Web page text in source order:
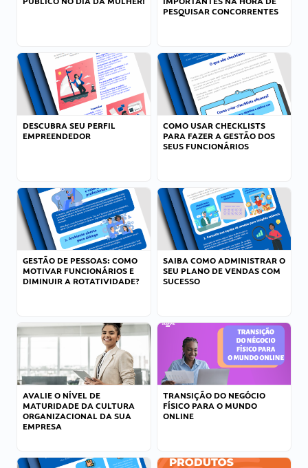
PESQUISAR CONCORRENTES
DESCUBRA SEU PERFIL
EMPREENDEDOR
COMO USAR CHECKLISTS
PARA FAZER A GESTÃO DOS
SEUS FUNCIONÁRIOS
GESTÃO DE PESSOAS: COMO
MOTIVAR FUNCIONÁRIOS E
DIMINUIR A ROTATIVIDADE?
SAIBA COMO ADMINISTRAR O
SEU PLANO DE VENDAS COM
SUCESSO
AVALIE O NÍVEL DE
MATURIDADE DA CULTURA
ORGANIZACIONAL DA SUA
EMPRESA
TRANSIÇÃO DO NEGÓCIO
FÍSICO PARA O MUNDO
ONLINE